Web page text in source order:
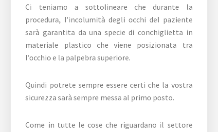
Ci teniamo a sottolineare che durante la
procedura, l’incolumità degli occhi del paziente
sarà garantita da una specie di conchiglietta in
materiale plastico che viene posizionata tra
l’occhio e la palpebra superiore.
Quindi potrete sempre essere certi che la vostra
sicurezza sarà sempre messa al primo posto.
Come in tutte le cose che riguardano il settore